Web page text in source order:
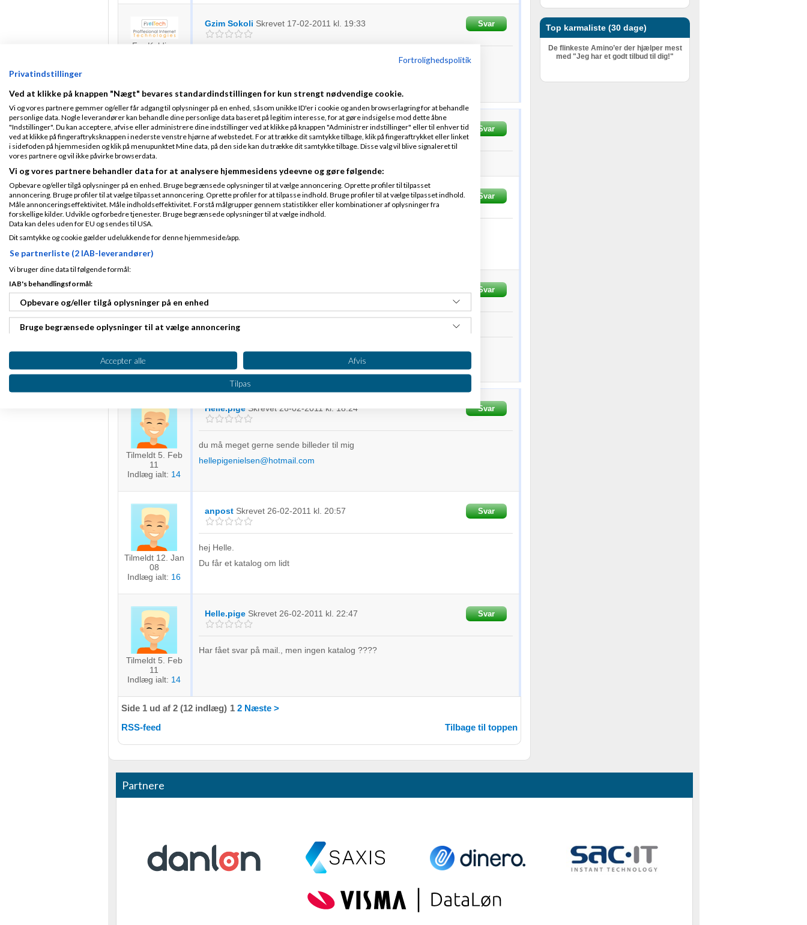
Fra Kolding
Gzim Sokoli Skrevet 17-02-2011 kl. 19:33 Svar
/Gzim
Tilmeldt 21. Apr
10
Indlæg ialt:
The-shop.dk Skrevet18-02-2011kl. 10:56 Svar
Fra Næstved
Tilmeldt 12. Dec
10
Indlæg ialt:
SA Pictures Skrevet18-02-2011kl. 11:29 Svar
Indlæg ialt:
Svar
send gerne mere info til mig mariasoerensen1986@gmail.com
Nu også med Webshop se WEBE.DK
Tilmeldt 5. Feb
11
Indlæg ialt: 14
Helle.pige Skrevet 26-02-2011 kl. 18:24 Svar
du må meget gerne sende billeder til mig
hellepigenielsen@hotmail.com
Tilmeldt 12. Jan
08
Indlæg ialt: 16
anpost Skrevet 26-02-2011 kl. 20:57 Svar
hej Helle.
Du får et katalog om lidt
Tilmeldt 5. Feb
11
Indlæg ialt: 14
Helle.pige Skrevet 26-02-2011 kl. 22:47 Svar
Har fået svar på mail., men ingen katalog ????
Side 1 ud af 2 (12 indlæg) 1 2 Næste >
RSS-feed
Tilbage til toppen
ikke ualmindeligt at find...
Top karmaliste (30 dage)
De flinkeste Amino’er der hjælper mest
med "Jeg har et godt tilbud til dig!"
Partnere
Fortrolighedspolitik
Privatindstillinger
Ved at klikke på knappen "Nægt" bevares standardindstillingen for kun strengt nødvendige cookie.
Vi og vores partnere gemmer og/eller får adgang til oplysninger på en enhed, såsom unikke ID'er i cookie og anden browserlagring for at behandle
personlige data. Nogle leverandører kan behandle dine personlige data baseret på legitim interesse, for at gøre indsigelse mod dette åbne
"Indstillinger". Du kan acceptere, afvise eller administrere dine indstillinger ved at klikke på knappen "Administrer indstillinger" eller til enhver tid
ved at klikke på fingeraftryksknappen i nederste venstre hjørne af webstedet. For at trække dit samtykke tilbage, klik på fingeraftrykket eller linket
i sidefoden på hjemmesiden og klik på menupunktet Mine data, på den side kan du trække dit samtykke tilbage. Disse valg vil blive signaleret til
vores partnere og vil ikke påvirke browserdata.
Vi og vores partnere behandler data for at analysere hjemmesidens ydeevne og gøre følgende:
Opbevare og/eller tilgå oplysninger på en enhed. Bruge begrænsede oplysninger til at vælge annoncering. Oprette profiler til tilpasset
annoncering. Bruge profiler til at vælge tilpasset annoncering. Oprette profiler for at tilpasse indhold. Bruge profiler til at vælge tilpasset indhold.
Måle annonceringseffektivitet. Måle indholdseffektivitet. Forstå målgrupper gennem statistikker eller kombinationer af oplysninger fra
forskellige kilder. Udvikle og forbedre tjenester. Bruge begrænsede oplysninger til at vælge indhold.
Data kan deles uden for EU og sendes til USA.
Dit samtykke og cookie gælder udelukkende for denne hjemmeside/app.
Se partnerliste (2 IAB-leverandører)
Vi bruger dine data til følgende formål:
IAB's behandlingsformål:
Opbevare og/eller tilgå oplysninger på en enhed
Bruge begrænsede oplysninger til at vælge annoncering
Oprette profiler til tilpasset annoncering
Bruge profiler til at vælge tilpasset annoncering
Bruge profiler til at vælge tilpasset indhold
Måle annonceringseffektivitet
Bruge begrænsede oplysninger til at vælge indhold
Bruge præcise geografiske placeringsoplysninger
Identificere enheder baseret på aktivt anmodede oplysninger
Accepter alle Afvis
Tilpas